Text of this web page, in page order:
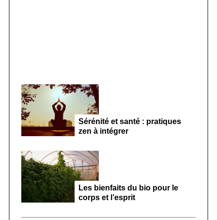
Sérénité et santé : pratiques
zen à intégrer
Les bienfaits du bio pour le
corps et l’esprit